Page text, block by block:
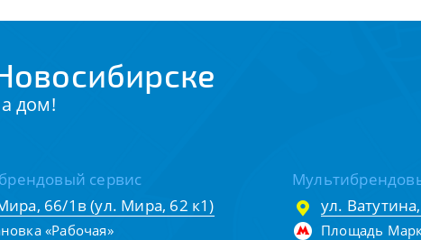
дом!
сервис
66/1в (ул. Мира, 62 к1)
«Рабочая»
ул.
Площадь